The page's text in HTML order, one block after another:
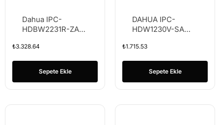
Dahua IPC-
HDBW2231R-ZAS-
Dome Kamera
₺3.328.64
Sepete Ekle
DAHUA IPC-
HDW1230V-SA
IP DOME KAMERA
₺1.715.53
Sepete Ekle